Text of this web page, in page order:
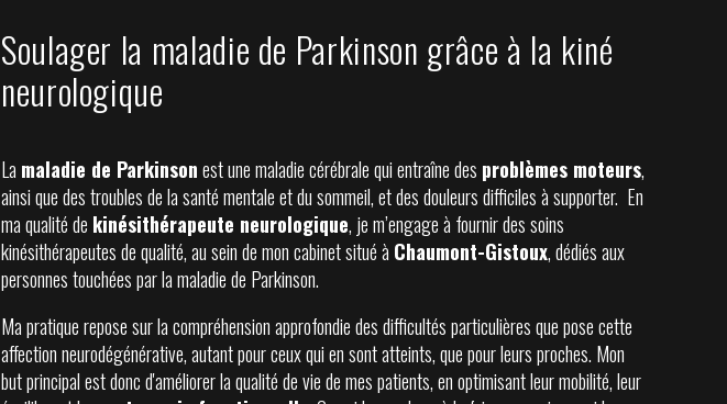
Soulager la maladie de Parkinson grâce à la kiné
neurologique
La maladie de Parkinsonest une maladie cérébrale qui entraîne des problèmes moteurs,
ainsi que des troubles de la santé mentale et du sommeil, et des douleurs difficiles à supporter. En
ma qualité de kinésithérapeute neurologique, je m’engage à fournir des soins
kinésithérapeutes de qualité, au sein de mon cabinet situé à Chaumont-Gistoux, dédiés aux
personnes touchées par la maladie de Parkinson.
Ma pratique repose sur la compréhension approfondie des difficultés particulières que pose cette
affection neurodégénérative, autant pour ceux qui en sont atteints, que pour leurs proches. Mon
but principal est donc d'améliorer la qualité de vie de mes patients, en optimisant leur mobilité, leur